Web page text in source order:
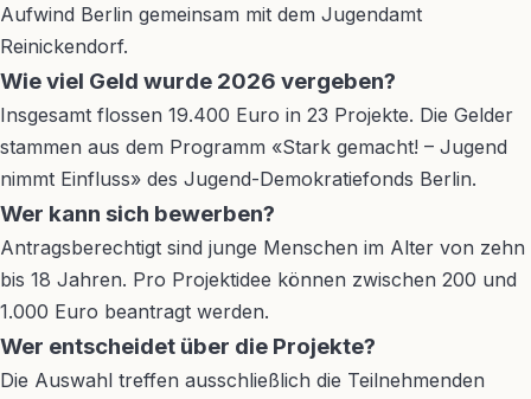
Aufwind Berlin gemeinsam mit dem Jugendamt
Reinickendorf.
Wie viel Geld wurde 2026 vergeben?
Insgesamt flossen 19.400 Euro in 23 Projekte. Die Gelder
stammen aus dem Programm «Stark gemacht! – Jugend
nimmt Einfluss» des Jugend-Demokratiefonds Berlin.
Wer kann sich bewerben?
Antragsberechtigt sind junge Menschen im Alter von zehn
bis 18 Jahren. Pro Projektidee können zwischen 200 und
1.000 Euro beantragt werden.
Wer entscheidet über die Projekte?
Die Auswahl treffen ausschließlich die Teilnehmenden